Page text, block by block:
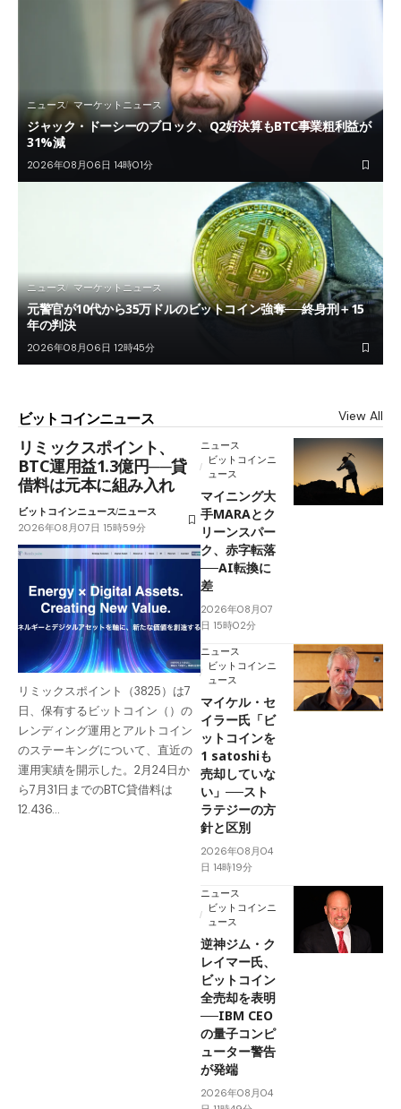
ニュース マーケットニュース
ジャック・ドーシーのブロック、Q2好決算もBTC事業粗利益が
31%減
2026年08月06日 14時01分
ニュース マーケットニュース
元警官が10代から35万ドルのビットコイン強奪──終身刑＋15
年の判決
2026年08月06日 12時45分
ビットコインニュース View All
リミックスポイント、
BTC運用益1.3億円──貸
借料は元本に組み入れ
ビットコインニュースニュース
2026年08月07日 15時59分
リミックスポイント（3825）は7
日、保有するビットコイン（）の
レンディング運用とアルトコイン
のステーキングについて、直近の
運用実績を開示した。2月24日か
ら7月31日までのBTC貸借料は
12.436…
ニュース
ビットコインニ
ュース
マイニング大
手MARAとク
リーンスパー
ク、赤字転落
──AI転換に
差
2026年08月07
日 15時02分
ニュース
ビットコインニ
ュース
マイケル・セ
イラー氏「ビ
ットコインを
1 satoshiも
売却していな
い」──スト
ラテジーの方
針と区別
2026年08月04
日 14時19分
ニュース
ビットコインニ
ュース
逆神ジム・ク
レイマー氏、
ビットコイン
全売却を表明
──IBM CEO
の量子コンピ
ューター警告
が発端
2026年08月04